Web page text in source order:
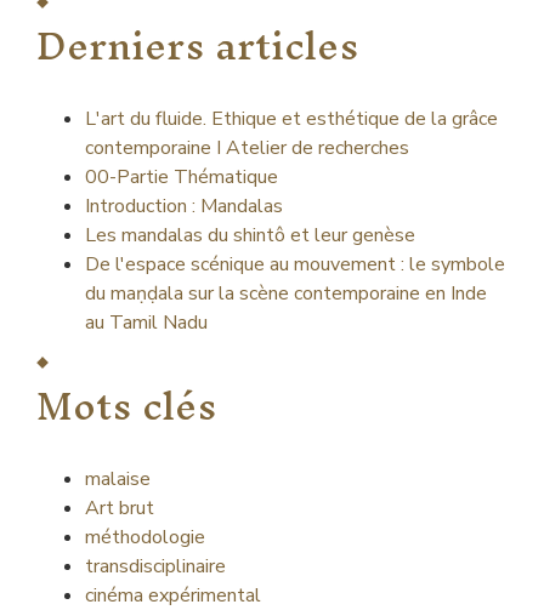
Derniers articles
L'art du fluide. Ethique et esthétique de la grâce
contemporaine I Atelier de recherches
00-Partie Thématique
Introduction : Mandalas
Les mandalas du shintô et leur genèse
De l'espace scénique au mouvement : le symbole
du maṇḍala sur la scène contemporaine en Inde
au Tamil Nadu
Mots clés
malaise
Art brut
méthodologie
transdisciplinaire
cinéma expérimental